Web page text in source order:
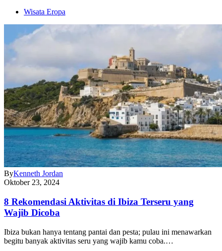
Wisata Eropa
ByKenneth Jordan
Oktober 23, 2024
8 Rekomendasi Aktivitas di Ibiza Terseru yang
Wajib Dicoba
Ibiza bukan hanya tentang pantai dan pesta; pulau ini menawarkan
begitu banyak aktivitas seru yang wajib kamu coba.…